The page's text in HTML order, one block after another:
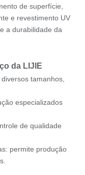
de superfície,
e revestimento UV
a durabilidade da
da LIJIE
tamanhos,
especializados
de qualidade
permite produção